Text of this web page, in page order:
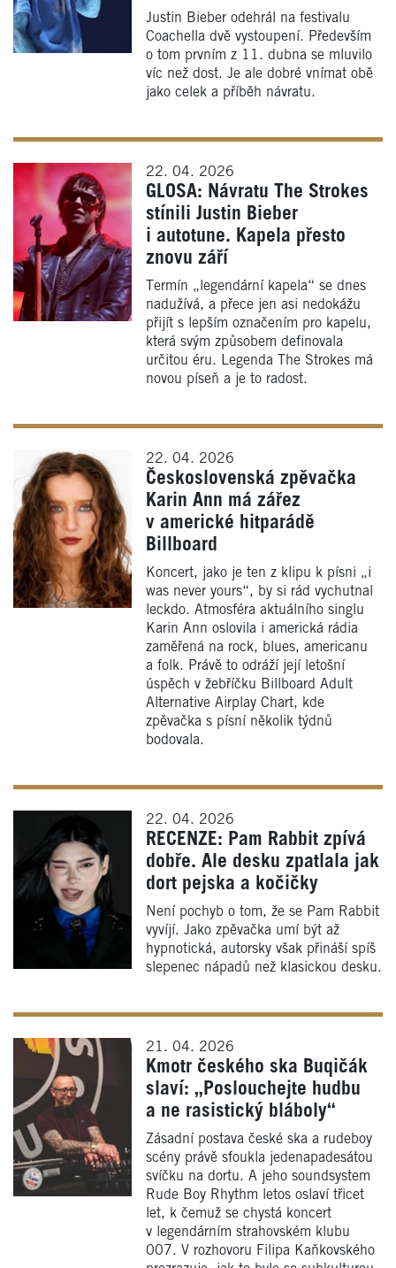
Justin Bieber odehrál na festivalu
Coachella dvě vystoupení. Především
o tom prvním z 11. dubna se mluvilo
víc než dost. Je ale dobré vnímat obě
jako celek a příběh návratu.
22. 04. 2026
GLOSA: Návratu The Strokes
stínili Justin Bieber
i autotune. Kapela přesto
znovu září
Termín „legendární kapela“ se dnes
nadužívá, a přece jen asi nedokážu
přijít s lepším označením pro kapelu,
která svým způsobem definovala
určitou éru. Legenda The Strokes má
novou píseň a je to radost.
22. 04. 2026
Československá zpěvačka
Karin Ann má zářez
v americké hitparádě
Billboard
Koncert, jako je ten z klipu k písni „i
was never yours“, by si rád vychutnal
leckdo. Atmosféra aktuálního singlu
Karin Ann oslovila i americká rádia
zaměřená na rock, blues, americanu
a folk. Právě to odráží její letošní
úspěch v žebříčku Billboard Adult
Alternative Airplay Chart, kde
zpěvačka s písní několik týdnů
bodovala.
22. 04. 2026
RECENZE: Pam Rabbit zpívá
dobře. Ale desku zpatlala jak
dort pejska a kočičky
Není pochyb o tom, že se Pam Rabbit
vyvíjí. Jako zpěvačka umí být až
hypnotická, autorsky však přináší spíš
slepenec nápadů než klasickou desku.
21. 04. 2026
Kmotr českého ska Buqičák
slaví: „Poslouchejte hudbu
a ne rasistický bláboly“
Zásadní postava české ska a rudeboy
scény právě sfoukla jedenapadesátou
svíčku na dortu. A jeho soundsystem
Rude Boy Rhythm letos oslaví třicet
let, k čemuž se chystá koncert
v legendárním strahovském klubu
007. V rozhovoru Filipa Kaňkovského